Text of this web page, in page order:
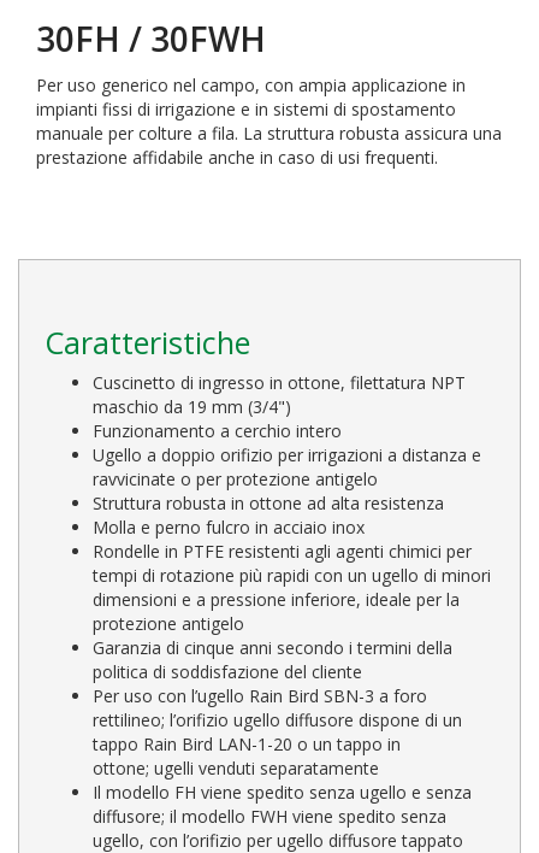
30FH / 30FWH
Per uso generico nel campo, con ampia applicazione in
impianti fissi di irrigazione e in sistemi di spostamento
manuale per colture a fila. La struttura robusta assicura una
prestazione affidabile anche in caso di usi frequenti.
Caratteristiche
Cuscinetto di ingresso in ottone, filettatura NPT
maschio da 19 mm (3/4")
Funzionamento a cerchio intero
Ugello a doppio orifizio per irrigazioni a distanza e
ravvicinate o per protezione antigelo
Struttura robusta in ottone ad alta resistenza
Molla e perno fulcro in acciaio inox
Rondelle in PTFE resistenti agli agenti chimici per
tempi di rotazione più rapidi con un ugello di minori
dimensioni e a pressione inferiore, ideale per la
protezione antigelo
Garanzia di cinque anni secondo i termini della
politica di soddisfazione del cliente
Per uso con l’ugello Rain Bird SBN-3 a foro
rettilineo; l’orifizio ugello diffusore dispone di un
tappo Rain Bird LAN-1-20 o un tappo in
ottone; ugelli venduti separatamente
Il modello FH viene spedito senza ugello e senza
diffusore; il modello FWH viene spedito senza
ugello, con l’orifizio per ugello diffusore tappato